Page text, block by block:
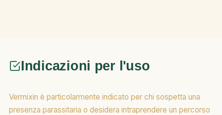
Indicazioni per l'uso
Vermixin è particolarmente indicato per chi sospetta una
presenza parassitaria o desidera intraprendere un percorso